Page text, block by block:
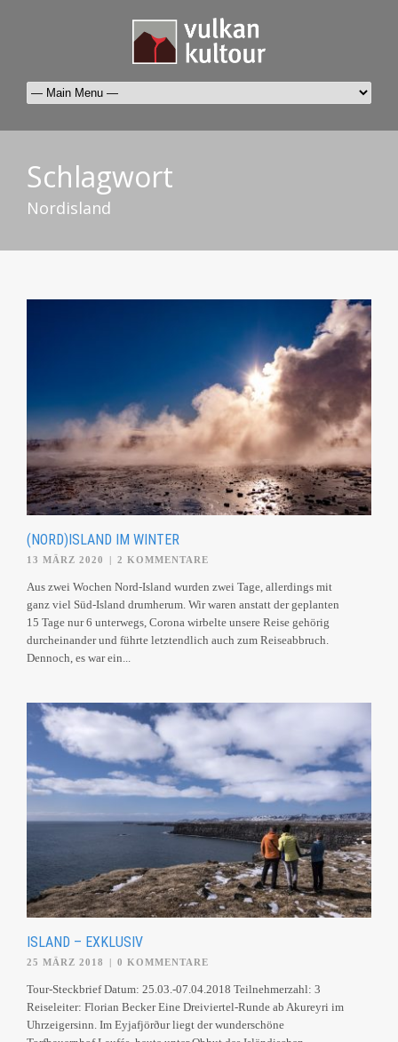
Schlagwort
Nordisland
(NORD)ISLAND IM WINTER
13 MÄRZ 2020 | 2 KOMMENTARE
Aus zwei Wochen Nord-Island wurden zwei Tage, allerdings mit
ganz viel Süd-Island drumherum. Wir waren anstatt der geplanten
15 Tage nur 6 unterwegs, Corona wirbelte unsere Reise gehörig
durcheinander und führte letztendlich auch zum Reiseabbruch.
Dennoch, es war ein...
ISLAND – EXKLUSIV
25 MÄRZ 2018 0 KOMMENTARE
Tour-Steckbrief Datum: 25.03.-07.04.2018 Teilnehmerzahl: 3
Reiseleiter: Florian Becker Eine Dreiviertel-Runde ab Akureyri im
Uhrzeigersinn. Im Eyjafjörður liegt der wunderschöne